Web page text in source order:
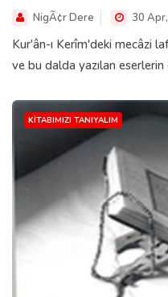
NigÃ¢r Dere 30
Kur'ân-ı Kerîm'deki mecâzi
ve bu dalda yazılan eserlerin
KITABIMIZI TANIYALIM